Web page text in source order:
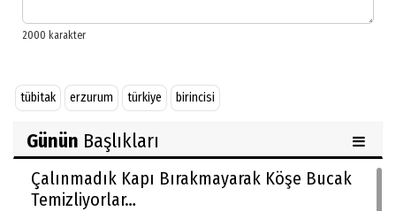
tübitak erzurum türkiye birincisi
Günün Başlıkları
Çalınmadık Kapı Bırakmayarak Köşe Bucak
Temizliyorlar…